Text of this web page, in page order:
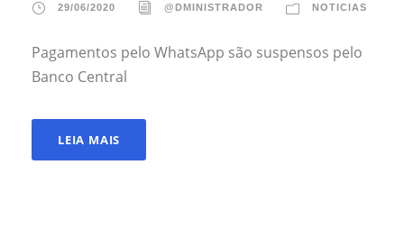
29/06/2020 @DMINISTRADOR NOTICIAS
Pagamentos pelo WhatsApp são suspensos pelo
Banco Central
LEIA MAIS